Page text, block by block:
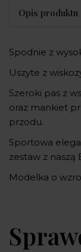
Opis produktu
Spodnie z
Uszyte z
Szeroki pas z
oraz mankiet
przodu.
Sportowa
zestaw z naszą
Modelka o